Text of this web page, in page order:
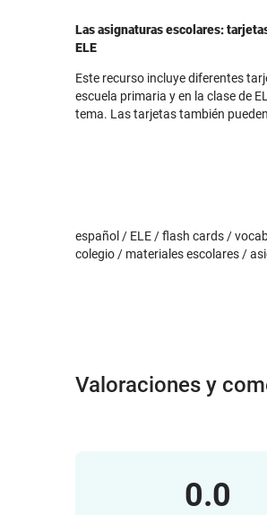
Las asignaturas escolares:
ELE
Este recurso incluye diferentes
escuela primaria y en la clase de
tema. Las tarjetas también
español / ELE / flash cards /
colegio / materiales escolares /
Valoraciones y
0.0